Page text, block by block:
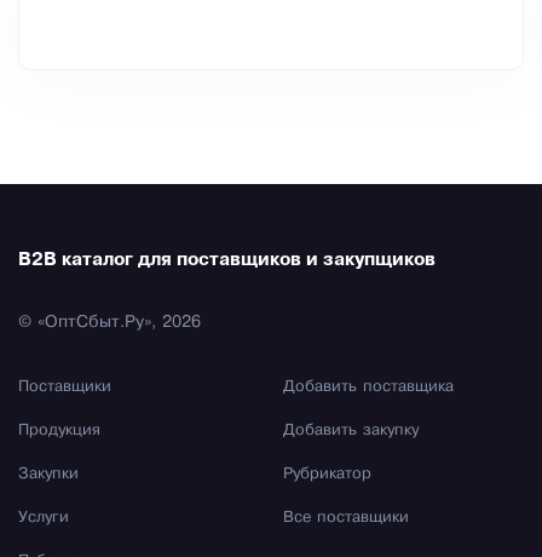
B2B каталог для поставщиков и закупщиков
© «ОптСбыт.Ру», 2026
Поставщики
Продукция
Закупки
Услуги
Добавить поставщика
Добавить закупку
Рубрикатор
Все поставщики